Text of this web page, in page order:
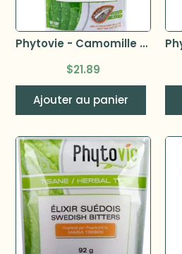
Phytovie - Camomille allemande, fleurs 50g
$21.89
Ajouter au panier